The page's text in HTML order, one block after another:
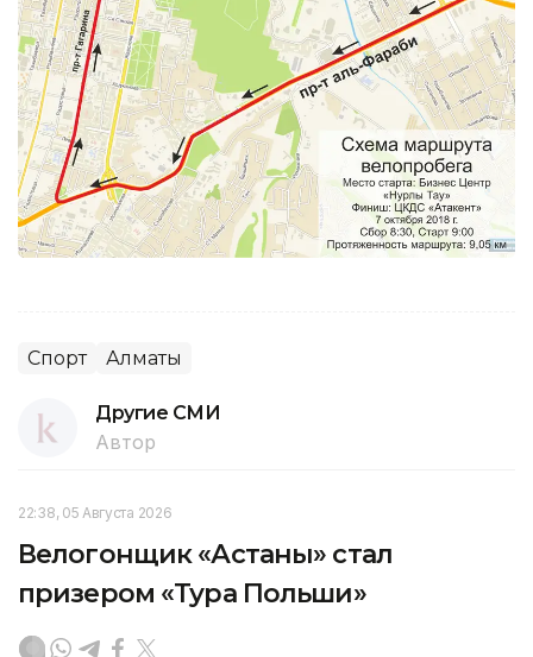
Спорт Алматы
Другие СМИ
Автор
22:38, 05 Августа 2026
Велогонщик «Астаны» стал
призером «Тура Польши»